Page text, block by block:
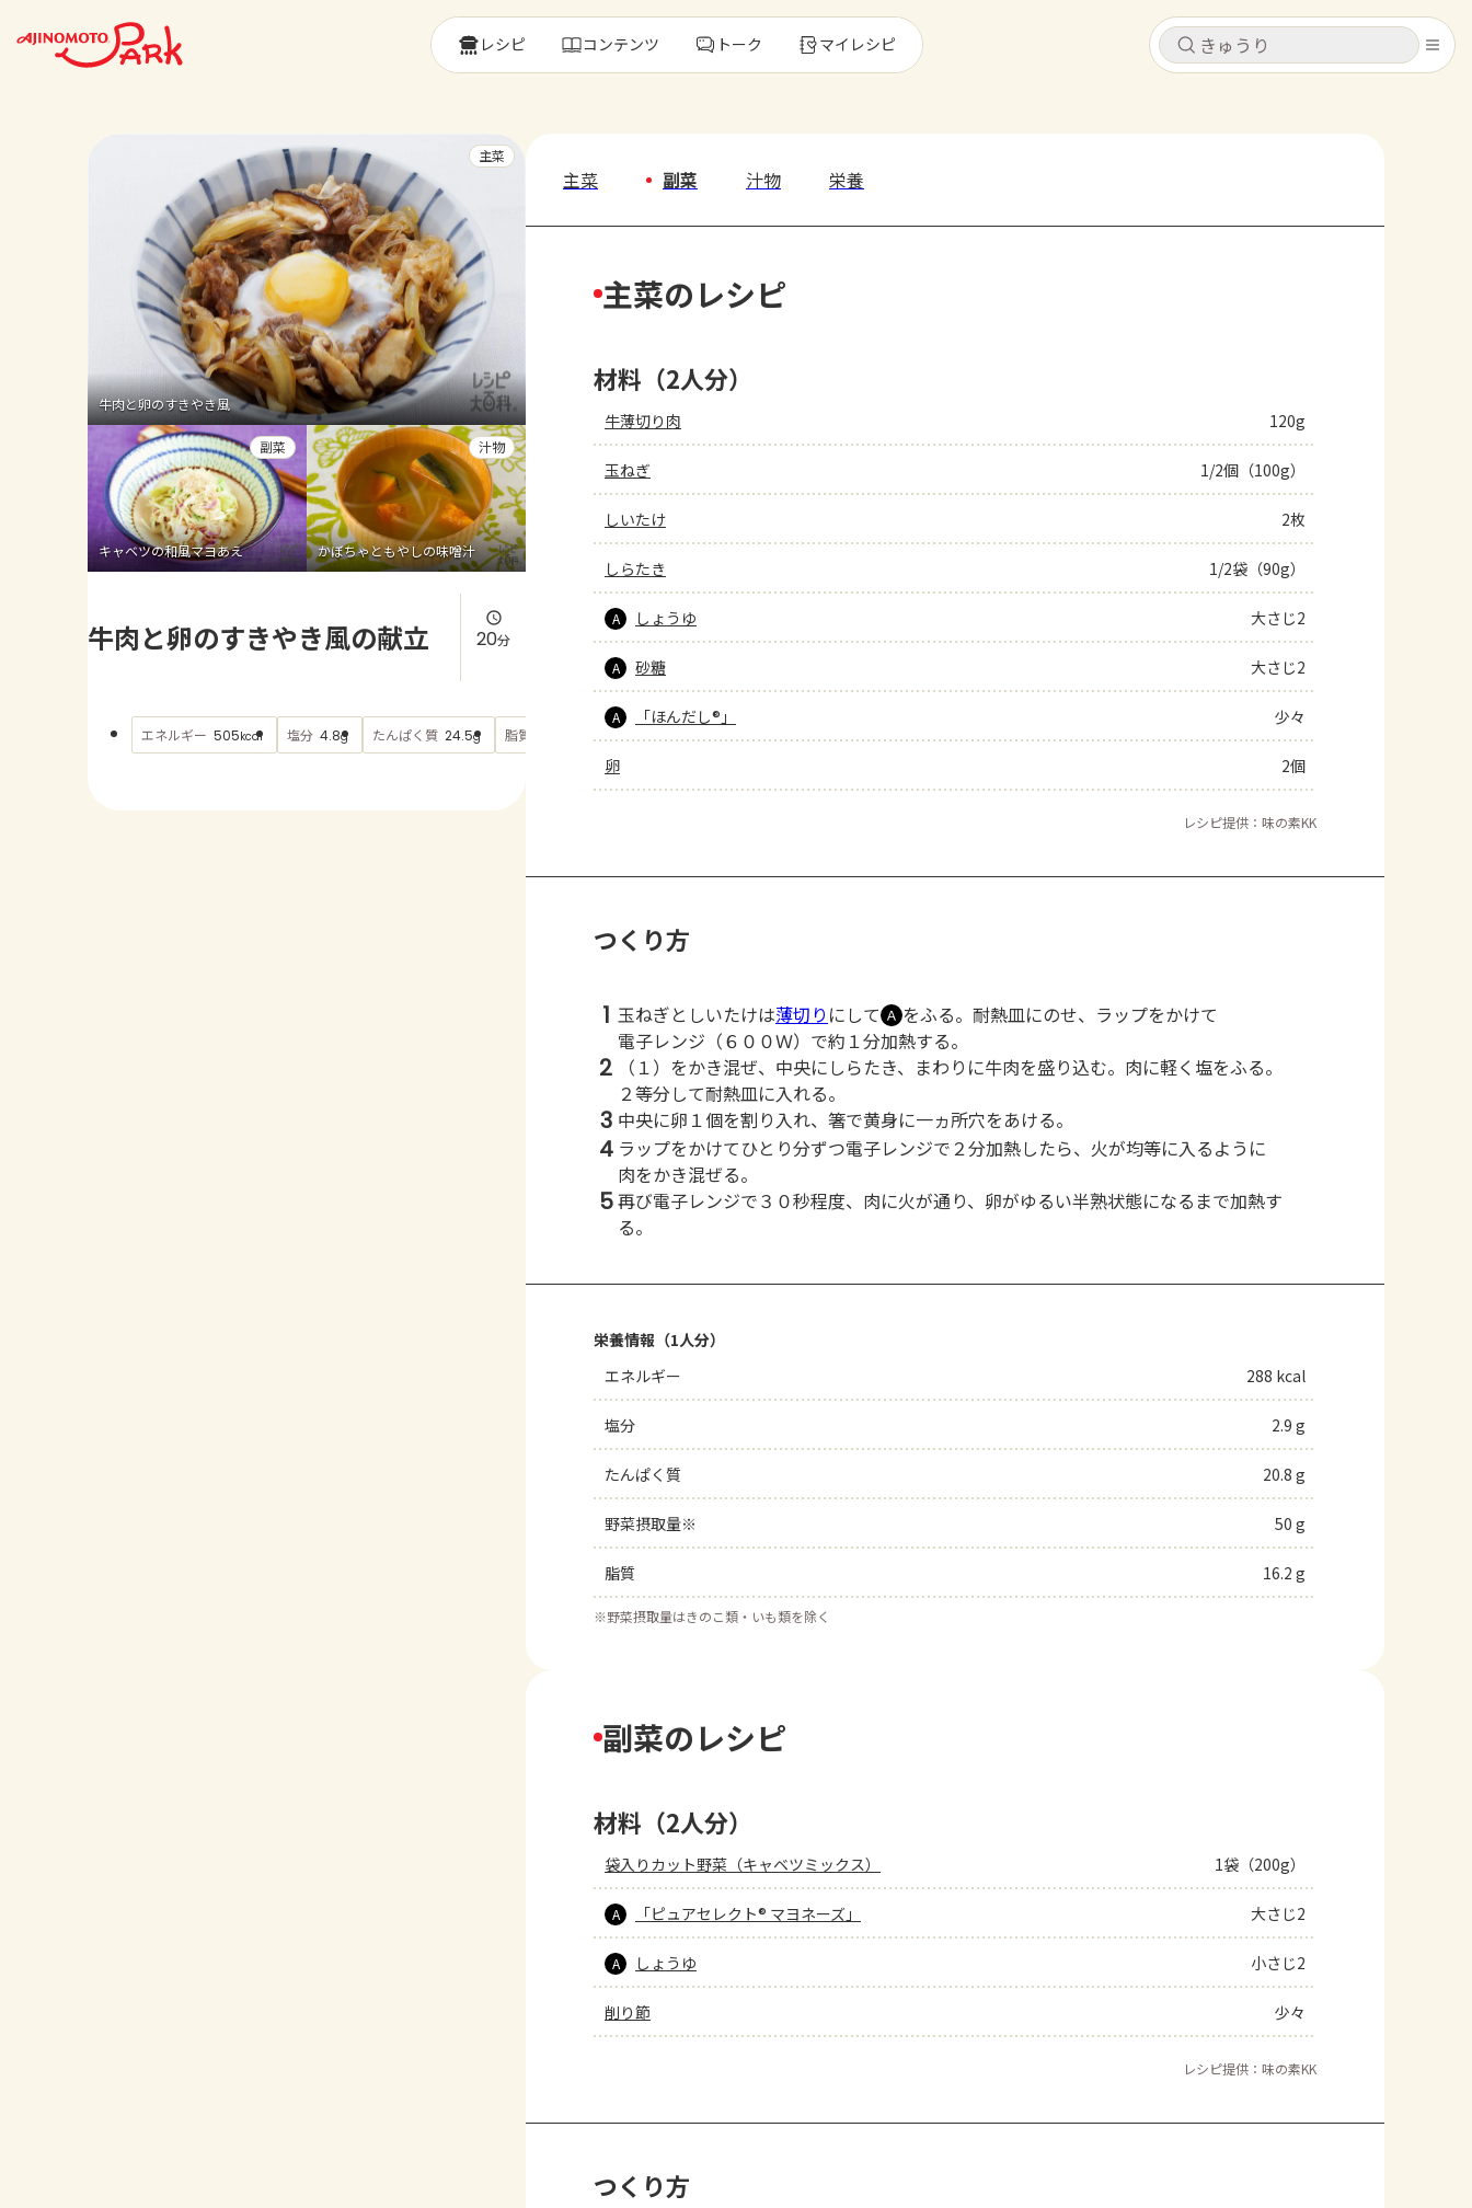
キャンセル
トーク
よくあるお問い合わせ
お買い物
キャンセル
レシピ コンテンツ トーク マイレシピ
牛肉と卵のすきやき風
主菜
キャベツの和風マヨあえ
副菜
かぼちゃともやしの味噌汁
汁物
牛肉と卵のすきやき風の献立 20分
エネルギー 505kcal 塩分 4.8g たんぱく質 24.5g 脂質 もっと見る
主菜 副菜 汁物 栄養
主菜のレシピ
材料（2人分）
牛薄切り肉 120g
玉ねぎ 1/2個（100g）
しいたけ 2枚
しらたき 1/2袋（90g）
A しょうゆ 大さじ2
A 砂糖 大さじ2
A 「ほんだし®」 少々
卵 2個
レシピ提供：味の素KK
つくり方
1 玉ねぎとしいたけは薄切り にして Ａ をふる。耐熱皿にのせ、ラップをかけて
電子レンジ（６００Ｗ）で約１分加熱する。
2
（１）をかき混ぜ、中央にしらたき、まわりに牛肉を盛り込む。肉に軽く塩をふる。
２等分して耐熱皿に入れる。
3 中央に卵１個を割り入れ、箸で黄身に一ヵ所穴をあける。
4 ラップをかけてひとり分ずつ電子レンジで２分加熱したら、火が均等に入るように
肉をかき混ぜる。
5再び電子レンジで３０秒程度、肉に火が通り、卵がゆるい半熟状態になるまで加熱す
る。
栄養情報（1人分）
エネルギー
288 kcal
塩分 2.9 g
たんぱく質 20.8 g
野菜摂取量※ 50 g
脂質 16.2 g
※野菜摂取量はきのこ類・いも類を除く
副菜のレシピ
材料（2人分）
袋入りカット野菜（キャベツミックス） 1袋（200g）
A 「ピュアセレクト® マヨネーズ」 大さじ2
A しょうゆ 小さじ2
削り節 少々
レシピ提供：味の素KK
つくり方